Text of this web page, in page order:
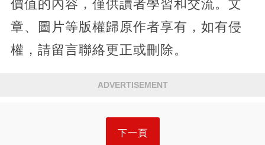
價值的內容，僅供讀者學習和交流。文
章、圖片等版權歸原作者享有，如有侵
權，請留言聯絡更正或刪除。
ADVERTISEMENT
下一頁